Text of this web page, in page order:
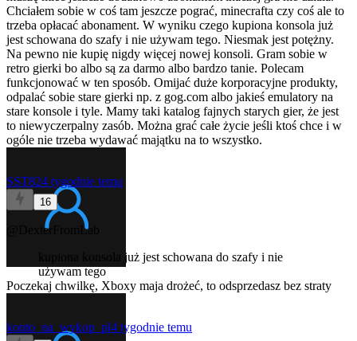
Chciałem sobie w coś tam jeszcze pograć, minecrafta czy coś ale to
trzeba opłacać abonament. W wyniku czego kupiona konsola już
jest schowana do szafy i nie używam tego. Niesmak jest potężny.
Na pewno nie kupię nigdy więcej nowej konsoli. Gram sobie w
retro gierki bo albo są za darmo albo bardzo tanie. Polecam
funkcjonować w ten sposób. Omijać duże korporacyjne produkty,
odpalać sobie stare gierki np. z gog.com albo jakieś emulatory na
stare konsole i tyle. Mamy taki katalog fajnych starych gier, że jest
to niewyczerpalny zasób. Można grać całe życie jeśli ktoś chce i w
ogóle nie trzeba wydawać majątku na to wszystko.
SST824 tygodnie temu
16
@DexterFromLab
kupiona konsola już jest schowana do szafy i nie
używam tego
Poczekaj chwilkę, Xboxy maja drożeć, to odsprzedasz bez straty
konto_na_wykop_pl4 tygodnie temu